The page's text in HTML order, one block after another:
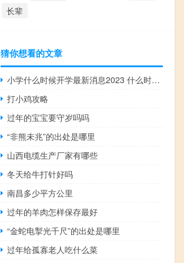
长辈
猜你想看的文章
小学什么时候开学最新消息2023 什么时候开学最新消息
打小鸡攻略
过年的宝宝要守岁吗吗
“非熊未兆”的出处是哪里
山西电缆生产厂家有哪些
冬天给牛打针好吗
南昌多少平方公里
过年的羊肉怎样保存最好
“金蛇电掣光千尺”的出处是哪里
过年给孤寡老人吃什么菜